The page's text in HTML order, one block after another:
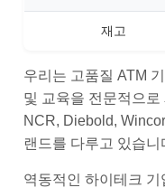
재고
우리는 고품질 ATM
및 교육을 전문적으
NCR, Diebold,
랜드를 다루고 있습니
역동적인 하이테크